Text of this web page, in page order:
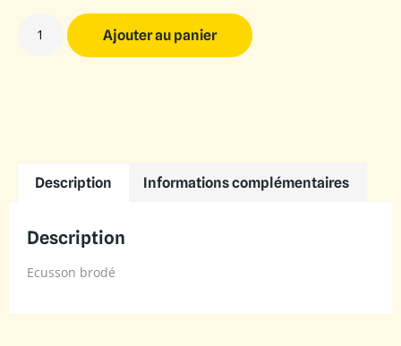
Ajouter au panier
Description Informations complémentaires
Description
Ecusson brodé